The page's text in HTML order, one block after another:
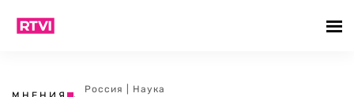
Россия
Наука